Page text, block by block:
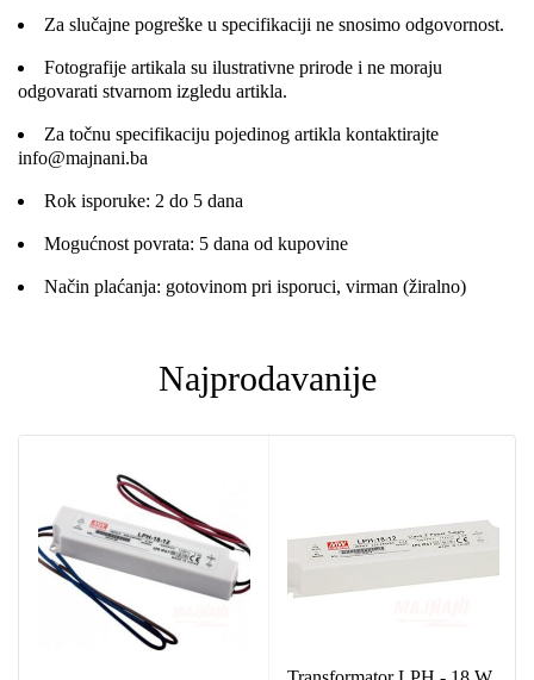
Za slučajne pogreške u specifikaciji ne snosimo odgovornost.
Fotografije artikala su ilustrativne prirode i ne moraju
odgovarati stvarnom izgledu artikla.
Za točnu specifikaciju pojedinog artikla kontaktirajte
info@majnani.ba
Rok isporuke: 2 do 5 dana
Mogućnost povrata: 5 dana od kupovine
Način plaćanja: gotovinom pri isporuci, virman (žiralno)
Najprodavanije